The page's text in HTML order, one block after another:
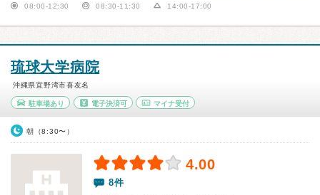
08:00-12:30 08:30-11:30 14:00-17:00
琉球大学病院
沖縄県宜野湾市喜友名
駐車場あり 電子決済可 マイナ受付
朝（8:30〜）
4.00
8件